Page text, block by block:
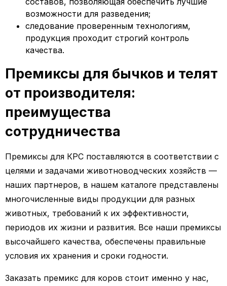
возможности для разведения;
следование проверенным технологиям,
продукция проходит строгий контроль
качества.
Премиксы для бычков и телят
от производителя:
преимущества
сотрудничества
Премиксы для КРС поставляются в соответствии с
целями и задачами животноводческих хозяйств —
наших партнеров, в нашем каталоге представлены
многочисленные виды продукции для разных
животных, требований к их эффективности,
периодов их жизни и развития. Все наши премиксы
высочайшего качества, обеспечены правильные
условия их хранения и сроки годности.
Заказать премикс для коров стоит именно у нас,